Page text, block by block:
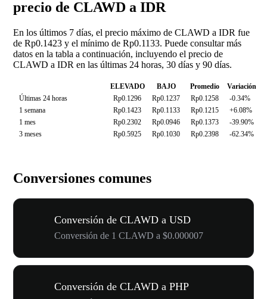
precio de CLAWD a IDR
En los últimos 7 días, el precio máximo de CLAWD a IDR fue
de Rp0.1423 y el mínimo de Rp0.1133. Puede consultar más
datos en la tabla a continuación, incluyendo el precio de
CLAWD a IDR en las últimas 24 horas, 30 días y 90 días.
ELEVADO BAJO Promedio
Variación
Últimas 24 horas
Rp0.1296 Rp0.1237 Rp0.1258
-0.34%
1 semana
Rp0.1423 Rp0.1133 Rp0.1215
+6.08%
1 mes
Rp0.2302 Rp0.0946 Rp0.1373
-39.90%
3 meses
Rp0.5925 Rp0.1030 Rp0.2398 -62.34%
Conversiones comunes
Conversión de CLAWD a USD
Conversión de 1 CLAWD a $0.000007
Conversión de CLAWD a PHP